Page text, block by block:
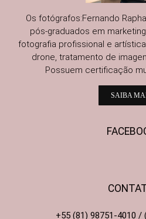
Os fotógrafos:Fernando
pós-graduados em
fotografia profissional e
drone, tratamento de
Possuem certificação
SAIBA
+55 (81) 98751-4010 /